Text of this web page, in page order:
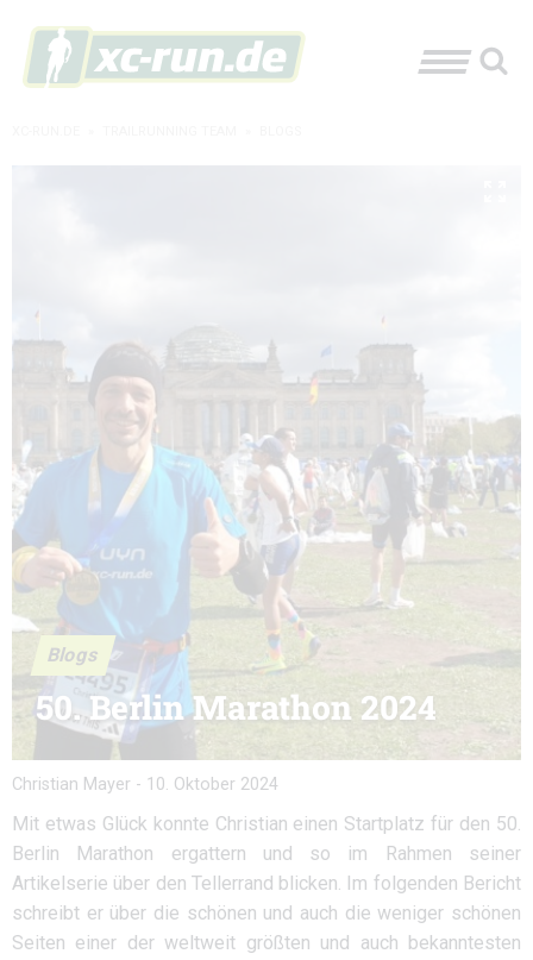
Blogs
50. Berlin Marathon 2024
Christian Mayer - 10. Oktober 2024
Mit etwas Glück konnte Christian einen Startplatz für den 50.
Berlin Marathon ergattern und so im Rahmen seiner
Artikelserie über den Tellerrand blicken. Im folgenden Bericht
schreibt er über die schönen und auch die weniger schönen
Seiten einer der weltweit größten und auch bekanntesten